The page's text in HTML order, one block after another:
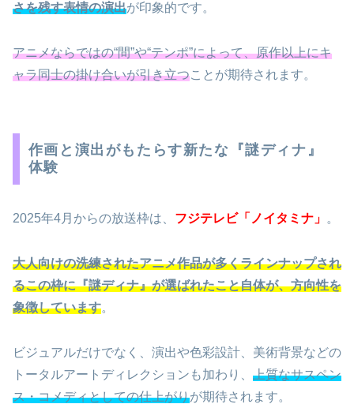
さを残す表情の演出が印象的です。
アニメならではの“間”や“テンポ”によって、原作以上にキ
ャラ同士の掛け合いが引き立つことが期待されます。
作画と演出がもたらす新たな『謎ディナ』
体験
2025年4月からの放送枠は、 フジテレビ「ノイタミナ」 。
大人向けの洗練されたアニメ作品が多くラインナップされ
るこの枠に『謎ディナ』が選ばれたこと自体が、方向性を
象徴しています。
ビジュアルだけでなく、演出や色彩設計、美術背景などの
トータルアートディレクションも加わり、 上質なサスペン
ス・コメディとしての仕上がりが期待されます。